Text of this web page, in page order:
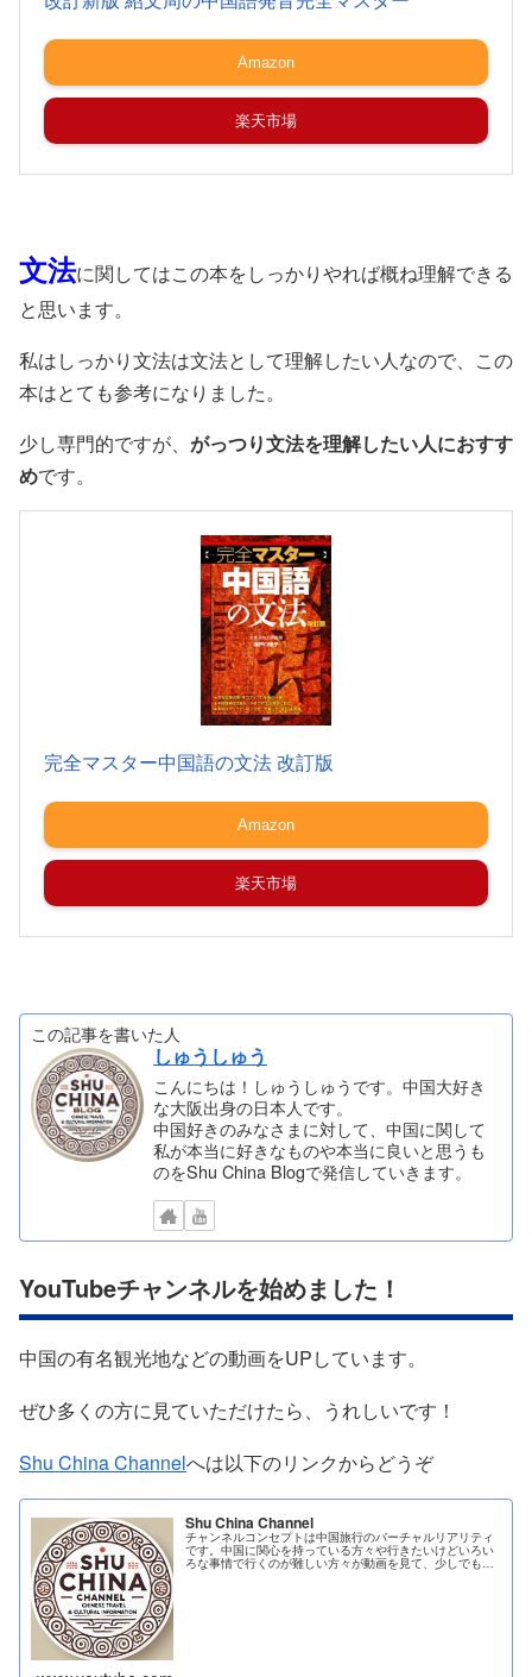
Amazon
楽天市場
文法に関してはこの本をしっかりやれば概ね理解できる
と思います。
私はしっかり文法は文法として理解したい人なので、この
本はとても参考になりました。
少し専門的ですが、 がっつり文法を理解したい人におすす
めです。
完全マスター中国語の文法 改訂版
Amazon
楽天市場
この記事を書いた人
しゅうしゅう
こんにちは！しゅうしゅうです。中国大好き
な大阪出身の日本人です。
中国好きのみなさまに対して、中国に関して
私が本当に好きなものや本当に良いと思うも
のをShu China Blogで発信していきます。
YouTubeチャンネルを始めました！
中国の有名観光地などの動画をUPしています。
ぜひ多くの方に見ていただけたら、うれしいです！
Shu China Channelへは以下のリンクからどうぞ
Shu China Channel
チャンネルコンセプトは中国旅行のバーチャルリアリティ
です。中国に関心を持っている方々や行きたいけどいろい
ろな事情で行くのが難しい方々が動画を見て、少しでも中